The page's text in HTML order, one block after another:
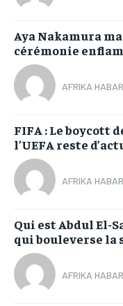
Aya Nakamura
cérémonie
AFRIKA
FIFA : Le boycott
l’UEFA reste
AFRIKA
Qui est Abdul El-
qui bouleverse la
AFRIKA